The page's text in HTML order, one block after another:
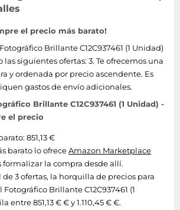
el precio más barato!
Brillante C12C937461 (1 Unidad)
siguientes ofertas: 3. Te ofrecemos una
y ordenada por precio ascendente. Es
gastos de envío adicionales.
Brillante C12C937461 (1 Unidad) -
el precio
851,13 €
barato lo ofreceAmazon Marketplace
formalizar la compra desde allí.
3 ofertas, la horquilla de precios para
Fotográfico Brillante C12C937461 (1
entre 851,13 € € y 1.110,45 € €.